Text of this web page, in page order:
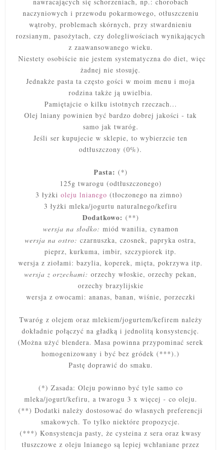
naczyniowych i przewodu pokarmowego, otłuszczeniu
wątroby, problemach skórnych, przy stwardnieniu
rozsianym, pasożytach, czy dolegliwościach wynikających
z zaawansowanego wieku.
Niestety osobiście nie jestem systematyczna do diet, więc
żadnej nie stosuję.
Jednakże pasta ta często gości w moim menu i moja
rodzina także ją uwielbia.
Pamiętajcie o kilku istotnych rzeczach...
Olej lniany powinien być bardzo dobrej jakości - tak
samo jak twaróg.
Jeśli ser kupujecie w sklepie, to wybierzcie ten
odtłuszczony (0%).
Pasta: (*)
125g twarogu (odtłuszczonego)
3 łyżki oleju lnianego (tłoczonego na zimno)
3 łyżki mleka/jogurtu naturalnego/kefiru
Dodatkowo: (**)
wersja na słodko: miód wanilia, cynamon
wersja na ostro: czarnuszka, czosnek, papryka ostra,
pieprz, kurkuma, imbir, szczypiorek itp.
wersja z ziołami: bazylia, koperek, mięta, pokrzywa itp.
wersja z orzechami: orzechy włoskie, orzechy pekan,
orzechy brazylijskie
wersja z owocami: ananas, banan, wiśnie, porzeczki
Twaróg z olejem oraz mlekiem/jogurtem/kefirem należy
dokładnie połączyć na gładką i jednolitą konsystencję.
(Można użyć blendera. Masa powinna przypominać serek
homogenizowany i być bez gródek (***).)
Pastę doprawić do smaku.
(*) Zasada: Oleju powinno być tyle samo co
mleka/jogurt/kefiru, a twarogu 3 x więcej - co oleju.
(**) Dodatki należy dostosować do własnych preferencji
smakowych. To tylko niektóre propozycje.
(***) Konsystencja pasty, że cysteina z sera oraz kwasy
tłuszczowe z oleju lnianego są lepiej wchłaniane przez